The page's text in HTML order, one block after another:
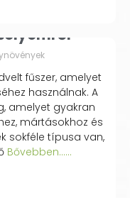
fűszer, amelyet
használnak. A
amelyet gyakran
mártásokhoz és
sokféle típusa van,
Bővebben...…